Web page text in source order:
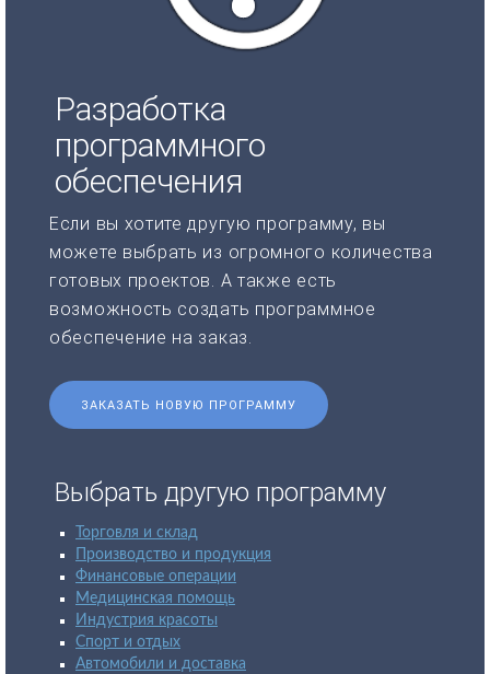
Разработка
программного
обеспечения
Если вы хотите другую программу, вы
можете выбрать из огромного количества
готовых проектов. А также есть
возможность создать программное
обеспечение на заказ.
ЗАКАЗАТЬ НОВУЮ ПРОГРАММУ
Выбрать другую программу
Торговля и склад
Производство и продукция
Финансовые операции
Медицинская помощь
Индустрия красоты
Спорт и отдых
Автомобили и доставка